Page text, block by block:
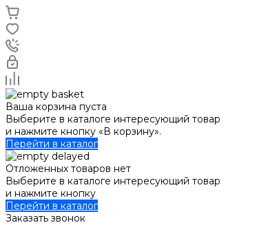
Ваша корзина пуста
Выберите в каталоге интересующий товар
и нажмите кнопку «В корзину».
Перейти в каталог
Отложенных товаров нет
Выберите в каталоге интересующий товар
и нажмите кнопку
Перейти в каталог
Заказать звонок